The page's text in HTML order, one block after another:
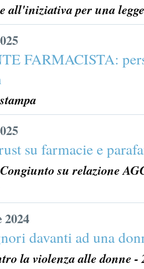
all'iniziativa per una
FARMACISTA:
su farmacie e
su relazione
2024
davanti ad una
la violenza alle donne -